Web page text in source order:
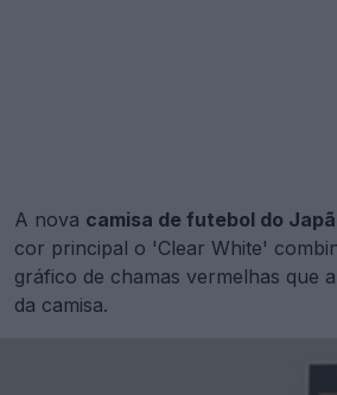
A nova camisa de futebol do
cor principal o 'Clear White'
gráfico de chamas vermelhas que
da camisa.